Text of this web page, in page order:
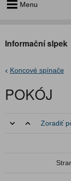
Menu
Informační slpek
Koncové spínače
POKÓJ
Zoradiť